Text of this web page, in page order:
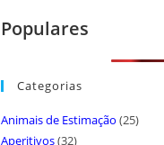
Populares
Categorias
Animais de Estimação (25)
Aperitivos(32)